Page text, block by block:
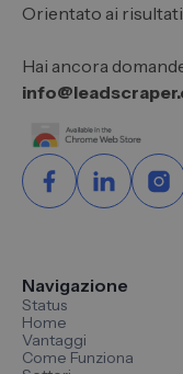
Orientato ai
Hai ancora
Navigazione
Status
Home
Vantaggi
Come Funziona